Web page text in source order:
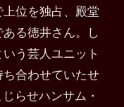
位を独占、殿堂
る徳井さん。し
う芸人ユニット
合わせていたせ
らせハンサム・